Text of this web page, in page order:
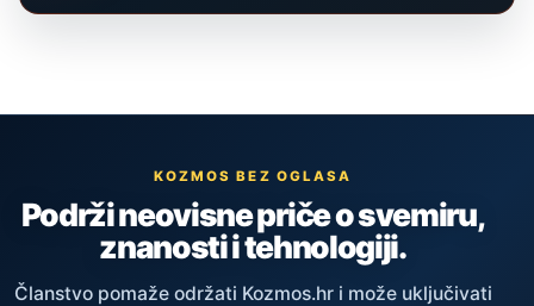
KOZMOS BEZ OGLASA
Podrži neovisne priče o svemiru,
znanosti i tehnologiji.
Članstvo pomaže održati Kozmos.hr i može uključivati